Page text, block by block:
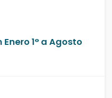
1° a Agosto